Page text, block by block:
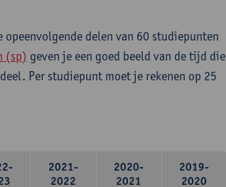
delen van 60 studiepunten
(sp) geven je een goed beeld van de tijd die
Per studiepunt moet je rekenen op 25
2021-
2022
2020-
2021
2019-
2020